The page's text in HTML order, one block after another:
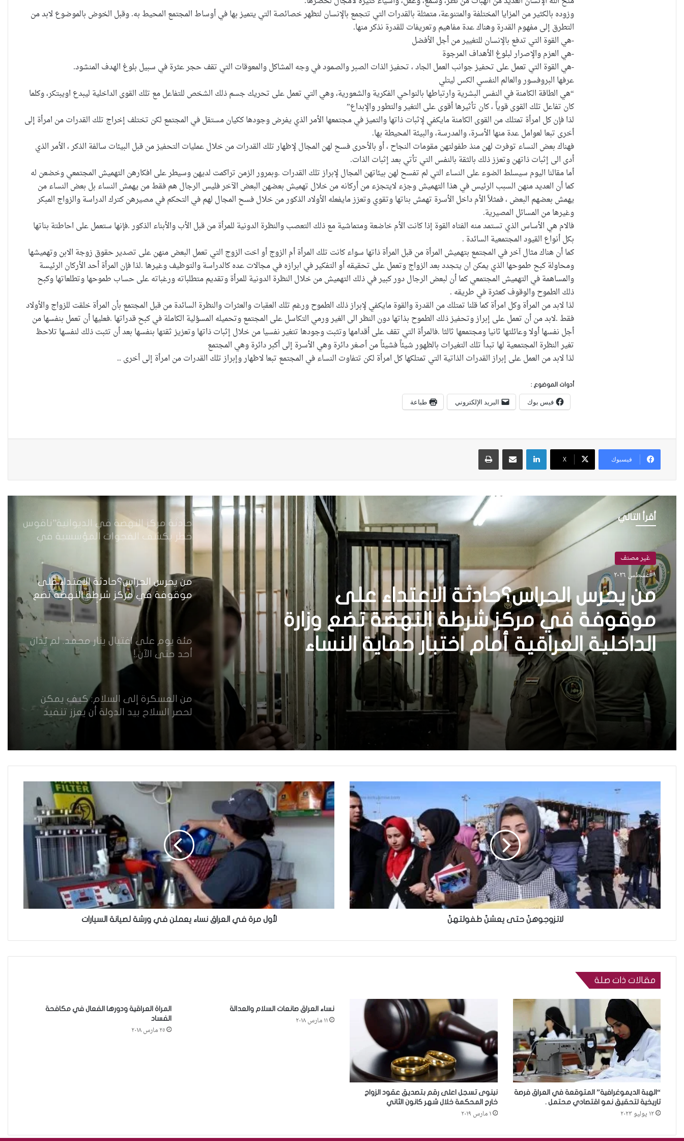
وزوده بالكثير من المزايا المختلفة والمتنوعة، متمثلة بالقدرات التي تتجمع بالإنسان لتظهر خصائصة التي يتميز بها في أوساط المجتمع المحيط به. وقبل الخوض بالموضوع لابد من
التطرق إلى مفهوم القدرة وهناك عدة مفاهيم وتعريفات للقدرة نذكر منها.
-هي القوة التي تدفع بالإنسان للتغيير من أجل الأفضل
-هي العزم والإصرار لبلوغ الأهداف المرجوة
-هي القوة التي تعمل على تحفيز جوانب العمل الجاد ، تحفيز الذات الصبر والصمود في وجه المشاكل والمعوقات التي تقف حجر عثرة في سبيل بلوغ الهدف المنشود.
عرفها البروفسور والعالم النفسي الكس ليتلي
“هي الطاقة الكامنة في النفس البشرية وارتباطها بالنواحي الفكرية والشعورية، وهي التي تعمل على تحريك جسم ذلك الشخص للتفاعل مع تلك القوى الداخلية ليبدع اويبتكر، وكلما
كان تفاعل تلك القوى قوياً ، كان تأثيرها أقوى على التغير والتطور والإبداع”
لذا فإن كل امرأة تمتلك من القوى الكامنة مايكفي لإثبات ذاتها والتميز في مجتمعها الأمر الذي يفرض وجودها ككيان مستقل في المجتمع لكن تختلف إخراج تلك القدرات من امرأة إلى
أخرى تبعا لعوامل عدة منها الأسرة، والمدرسة، والبيئة المحيطة بها.
فهناك بعض النساء توفرت لهن منذ طفولتهن مقومات النجاح ، أو بالأحرى فسح لهن المجال لإظهار تلك القدرات من خلال عمليات التحفيز من قبل البيئات سالفة الذكر ، الأمر الذي
أدى الى إثبات ذاتهن وتعزز ذلك بالثقة بالنفس التي تأتي بعد إثبات الذات.
أما مقالنا اليوم سيسلط الضوء على النساء التي لم تفسح لهن بيئاتهن المجال لإبراز تلك القدرات .وبمرور الزمن تراكمت لديهن وسيطر على افكارهن التهميش المجتمعي وخضعن له
كما أن العديد منهن السبب الرئيس في هذا التهميش وجزء لايتجزء من أركانه من خلال تهميش بعضهن البعض الآخر فليس الرجال هم فقط من يهمش النساء بل بعض النساء من
يهمش بعضهم البعض ، فمثلاً الأم داخل الأسرة تهمش بناتها وتقوي وتعزز مايفعله الأولاد الذكور من خلال فسح المجال لهم في التحكم في مصيرهن كترك الدراسة والزواج المبكر
وغيرها من المسائل المصيرية.
فالام هي الأساس الذي تستمد منه الفتاه القوة إذا كانت الأم خاضعة ومتماشية مع ذلك التعصب والنظرة الدونية للمرأة من قبل الأب والأبناء الذكور .فإنها ستعمل على احاطتة بناتها
بكل أنواع القيود المجتمعية السائدة .
كما أن هناك مثال آخر في المجتمع بتهميش المرأة من قبل المرأة ذاتها سواء كانت تلك المرأة أم الزوج أو اخت الزوج التي تعمل البعض منهن على تصدير حقوق زوجة الابن وتهميشها
ومحاولة كبح طموحها الذي يمكن ان يتجدد بعد الزواج وتعمل على تحقيقه أو التفكير في ابرازه في مجالات عده كالدراسة والتوظيف وغيرها .لذا فإن المرأة أحد الأركان الرئيسة
والمساهمة في التهميش المجتمعي كما أن لبعض الرجال دور كبير في ذلك التهميش من خلال النظرة الدونية للمرأة وتقديم متطلباته ورغباته على حساب طموحها وتطلعاتها وكبح
ذلك الطموح والوقوف كعثرة في طريقه .
لذا لابد من المرأة وكل امرأة كما قلنا تمتلك من القدرة والقوة مايكفي لإبراز ذلك الطموح ورغم تلك العقبات والعثرات والنظرة السائدة من قبل المجتمع بأن المرأة خلقت للزواج والأولاد
فقط .لابد من أن تعمل على إبراز وتحفيز ذلك الطموح بذاتها دون النظر الى الغير ورمي التكاسل على المجتمع وتحميله المسؤلية الكاملة في كبح قدراتها .فعليها أن تعمل بنفسها من
أجل نفسها أولا وعائلتها ثانيا ومجتمعها ثالثا .فالمرأة التي تقف على أقدامها وتثبت وجودها تتغير نفسيا من خلال إثبات ذاتها وتعزيز ثقتها بنفسها بعد أن تثبت ذلك لنفسها تلاحظ
تغير النظرة المجتمعية لها تبدأ تلك التغيرات بالظهور شيئاً فشيئاً من أصغر دائرة وهي الأسرة إلى أكبر دائرة وهي المجتمع
لذا لابد من العمل على إبراز القدرات الذاتية التي تمتلكها كل امرأة لكن تتفاوت النساء في المجتمع تبعا لاظهار وإبراز تلك القدرات من امرأة إلى أخرى ..
أدوات الموضوع :
فيس بوك البريد الإلكتروني طباعة
فيسبوك X
لينكدإن
أقرأ التالي
غير مصنف
١ أغسطس ٢٠٢٦
من يحرس الحراس؟حادثة الاعتداء على
موقوفة في مركز شرطة النهضة تضع وزارة
الداخلية العراقية أمام اختبار حماية النساء
واستعادة الثقة
والمصلحة الانسانية
خطأ مهني في الموقع الرسمي لـ
مجلس القضاء الأعلى”سردية تُضعف
الضحية وتفتح باب التبرير للجريمة”
حين تُحاكم الضحية بعد موتها
يُسَلَّع جسد المرأة في اقتصاد الهيمنة
حادثة مركز النهضة في الديوانية”ناقوس
خطر يكشف الفجوات المؤسسية في
إدارة احتجاز النساء بالعراق
من يحرس الحراس؟حادثة الاعتداء على
موقوفة في مركز شرطة النهضة تضع
وزارة الداخلية العراقية أمام اختبار حماية
النساء واستعادة الثقة
مئة يوم على اغتيال ينار محمد. لم يُدان
أحد حتى الآن.!
من العسكرة إلى السلام: كيف يمكن
لحصر السلاح بيد الدولة أن يعزز تنفيذ
حضانة الاطفال بين النص القانوني
والمصلحة الانسانية
خطأ مهني في الموقع الرسمي لـ
مجلس القضاء الأعلى”سردية تُضعف
الضحية وتفتح باب التبرير للجريمة”
من جريمة قتل إلى بنية استغلال… كيف
لاتزوجوهنً حتى يعشنً طفولتهنً لأول مرة في العراق نساء يعملن في ورشة لصيانة السيارات
مقالات ذات صلة
“الهبة الديموغرافية” المتوقعة في العراق فرصة
تاريخية لتحقيق نمو اقتصادي محتمل .
١٢ يوليو ٢٠٢٣
نينوى تسجل اعلى رقم بتصديق عقود الزواج
خارج المحكمة خلال شهر كانون الثاني
١ مارس ٢٠١٩
نساء العراق صانعات السلام والعدالة
١١ مارس ٢٠١٨
المراة العراقية ودورها الفعال في مكافحة
الفساد
٢٥ مارس ٢٠١٨